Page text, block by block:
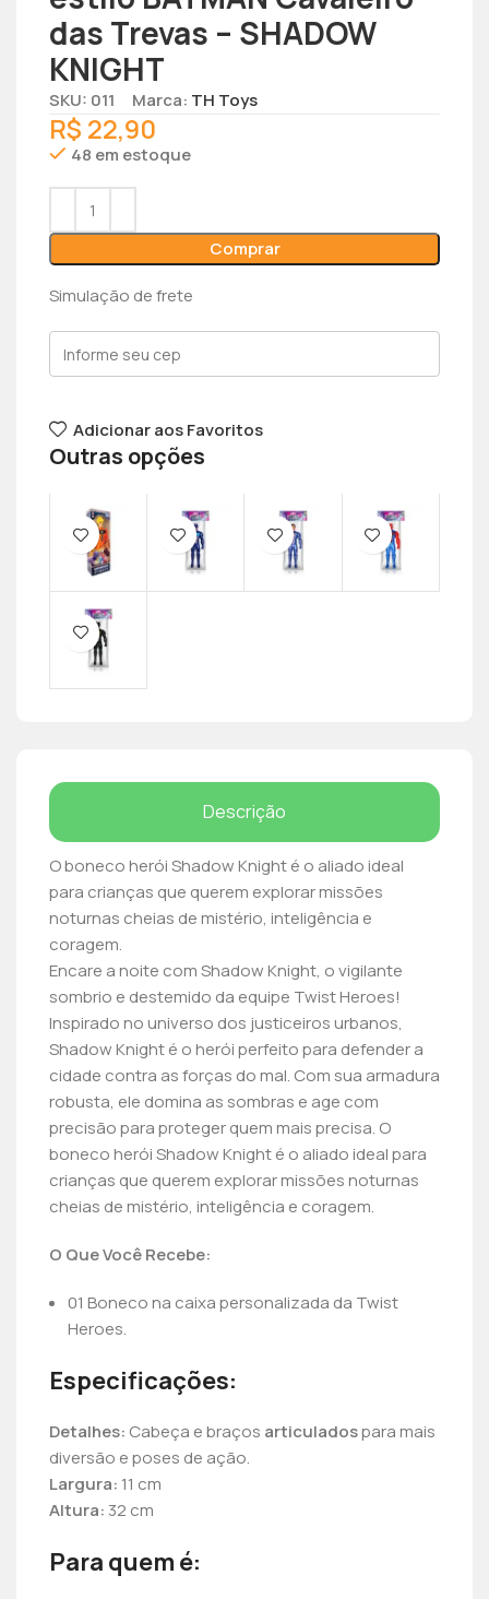
das Trevas – SHADOW
KNIGHT
SKU: 011 Marca: TH Toys
R$ 22,90
48 em estoque
Comprar
Simulação de frete
Adicionar aos Favoritos
Outras opções
Descrição
O boneco herói Shadow Knight é o aliado ideal
para crianças que querem explorar missões
noturnas cheias de mistério, inteligência e
coragem.
Encare a noite com Shadow Knight, o vigilante
sombrio e destemido da equipe Twist Heroes!
Inspirado no universo dos justiceiros urbanos,
Shadow Knight é o herói perfeito para defender a
cidade contra as forças do mal. Com sua armadura
robusta, ele domina as sombras e age com
precisão para proteger quem mais precisa. O
boneco herói Shadow Knight é o aliado ideal para
crianças que querem explorar missões noturnas
cheias de mistério, inteligência e coragem.
O Que Você Recebe:
01 Boneco na caixa personalizada da Twist
Heroes.
Especificações:
Detalhes: Cabeça e braços articuladospara mais
diversão e poses de ação.
Largura: 11 cm
Altura: 32 cm
Para quem é: